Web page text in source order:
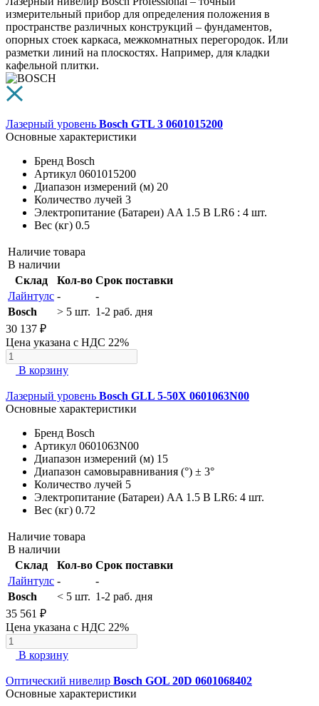
измерительный прибор для определения положения в
пространстве различных конструкций – фундаментов,
опорных стоек каркаса, межкомнатных перегородок. Или
разметки линий на плоскостях. Например, для кладки
кафельной плитки.
Лазерный уровень Bosch GTL 3 0601015200
Основные характеристики
Бренд Bosch
Артикул 0601015200
Диапазон измерений (м) 20
Количество лучей 3
Электропитание (Батареи) AA 1.5 В LR6 : 4 шт.
Вес (кг) 0.5
Наличие товара
В наличии
Склад
Кол-во Срок поставки
Лайнтулс -
-
Bosch
> 5 шт. 1-2 раб. дня
30 137 ₽
Цена указана с НДС 22%
В корзину
Лазерный уровень Bosch GLL 5-50X 0601063N00
Основные характеристики
Бренд Bosch
Артикул 0601063N00
Диапазон измерений (м) 15
Диапазон самовыравнивания (°) ± 3°
Количество лучей 5
Электропитание (Батареи) AA 1.5 В LR6: 4 шт.
Вес (кг) 0.72
Наличие товара
В наличии
Склад
Кол-во Срок поставки
Лайнтулс -
-
Bosch
< 5 шт. 1-2 раб. дня
35 561 ₽
Цена указана с НДС 22%
В корзину
Оптический нивелир Bosch GOL 20D 0601068402
Основные характеристики